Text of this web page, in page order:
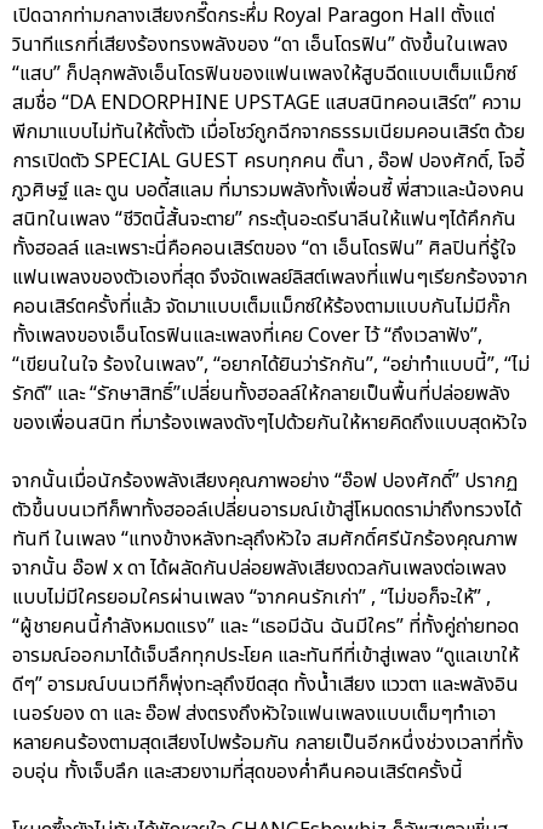
เปิดฉากท่ามกลางเสียงกรี๊ดกระหึ่ม Royal Paragon Hall ตั้งแต่
วินาทีแรกที่เสียงร้องทรงพลังของ “ดา เอ็นโดรฟิน” ดังขึ้นในเพลง
“แสบ” ก็ปลุกพลังเอ็นโดรฟินของแฟนเพลงให้สูบฉีดแบบเต็มแม็กซ์
สมชื่อ “DA ENDORPHINE UPSTAGE แสบสนิทคอนเสิร์ต” ความ
พีกมาแบบไม่ทันให้ตั้งตัว เมื่อโชว์ถูกฉีกจากธรรมเนียมคอนเสิร์ต ด้วย
การเปิดตัว SPECIAL GUEST ครบทุกคน ติ๊นา , อ๊อฟ ปองศักดิ์, โจอี้
ภูวศิษฐ์ และ ตูน บอดี้สแลม ที่มารวมพลังทั้งเพื่อนซี้ พี่สาวและน้องคน
สนิทในเพลง “ชีวิตนี้สั้นจะตาย” กระตุ้นอะดรีนาลีนให้แฟนๆได้คึกกัน
ทั้งฮอลล์ และเพราะนี่คือคอนเสิร์ตของ “ดา เอ็นโดรฟิน” ศิลปินที่รู้ใจ
แฟนเพลงของตัวเองที่สุด จึงจัดเพลย์ลิสต์เพลงที่แฟนๆเรียกร้องจาก
คอนเสิร์ตครั้งที่แล้ว จัดมาแบบเต็มแม็กซ์ให้ร้องตามแบบกันไม่มีกั๊ก
ทั้งเพลงของเอ็นโดรฟินและเพลงที่เคย Cover ไว้ “ถึงเวลาฟัง”,
“เขียนในใจ ร้องในเพลง”, “อยากได้ยินว่ารักกัน”, “อย่าทำแบบนี้”, “ไม่
รักดี” และ “รักษาสิทธิ์”เปลี่ยนทั้งฮอลล์ให้กลายเป็นพื้นที่ปล่อยพลัง
ของเพื่อนสนิท ที่มาร้องเพลงดังๆไปด้วยกันให้หายคิดถึงแบบสุดหัวใจ
จากนั้นเมื่อนักร้องพลังเสียงคุณภาพอย่าง “อ๊อฟ ปองศักดิ์” ปรากฏ
ตัวขึ้นบนเวทีก็พาทั้งฮออล์เปลี่ยนอารมณ์เข้าสู่โหมดดราม่าถึงทรวงได้
ทันที ในเพลง “แทงข้างหลังทะลุถึงหัวใจ สมศักดิ์ศรีนักร้องคุณภาพ
จากนั้น อ๊อฟ x ดา ได้ผลัดกันปล่อยพลังเสียงดวลกันเพลงต่อเพลง
แบบไม่มีใครยอมใครผ่านเพลง “จากคนรักเก่า” , “ไม่ขอก็จะให้” ,
“ผู้ชายคนนี้กำลังหมดแรง” และ “เธอมีฉัน ฉันมีใคร” ที่ทั้งคู่ถ่ายทอด
อารมณ์ออกมาได้เจ็บลึกทุกประโยค และทันทีที่เข้าสู่เพลง “ดูแลเขาให้
ดีๆ” อารมณ์บนเวทีก็พุ่งทะลุถึงขีดสุด ทั้งน้ำเสียง แววตา และพลังอิน
เนอร์ของ ดา และ อ๊อฟ ส่งตรงถึงหัวใจแฟนเพลงแบบเต็มๆทำเอา
หลายคนร้องตามสุดเสียงไปพร้อมกัน กลายเป็นอีกหนึ่งช่วงเวลาที่ทั้ง
อบอุ่น ทั้งเจ็บลึก และสวยงามที่สุดของค่ำคืนคอนเสิร์ตครั้งนี้